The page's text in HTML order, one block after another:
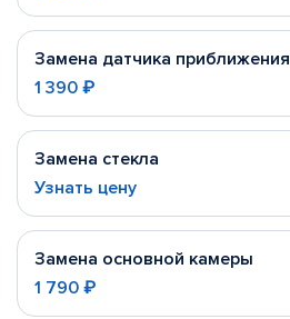
Замена датчика приближения
1 390 ₽
Замена стекла
Узнать цену
Замена основной камеры
1 790 ₽